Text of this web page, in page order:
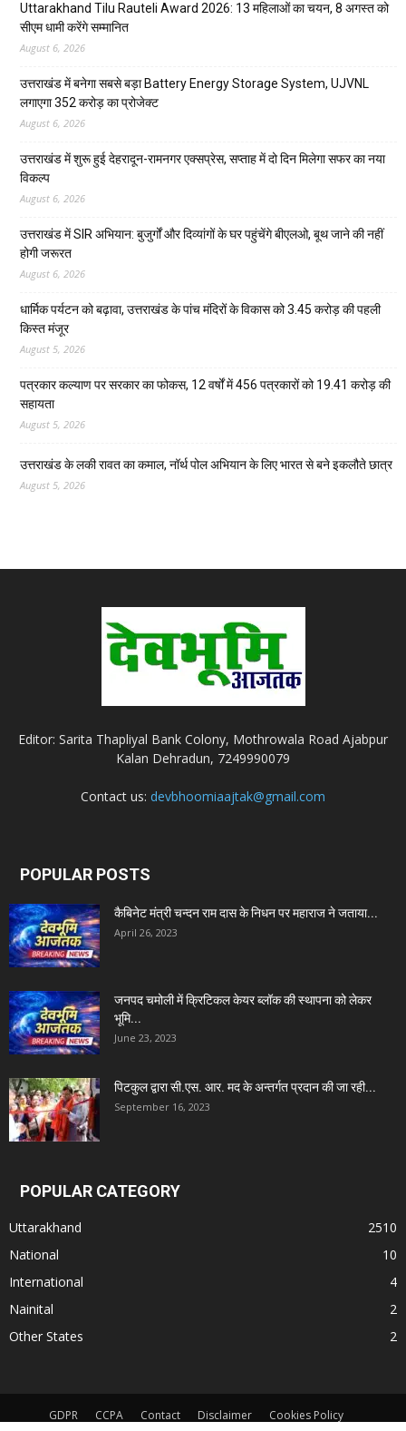
Uttarakhand Tilu Rauteli Award 2026: 13 महिलाओं का चयन, 8 अगस्त को
सीएम धामी करेंगे सम्मानित
August 6, 2026
उत्तराखंड में बनेगा सबसे बड़ा Battery Energy Storage System, UJVNL
लगाएगा 352 करोड़ का प्रोजेक्ट
August 6, 2026
उत्तराखंड में शुरू हुई देहरादून-रामनगर एक्सप्रेस, सप्ताह में दो दिन मिलेगा सफर का नया
विकल्प
August 6, 2026
उत्तराखंड में SIR अभियान: बुजुर्गों और दिव्यांगों के घर पहुंचेंगे बीएलओ, बूथ जाने की नहीं
होगी जरूरत
August 6, 2026
धार्मिक पर्यटन को बढ़ावा, उत्तराखंड के पांच मंदिरों के विकास को 3.45 करोड़ की पहली
किस्त मंजूर
August 5, 2026
पत्रकार कल्याण पर सरकार का फोकस, 12 वर्षों में 456 पत्रकारों को 19.41 करोड़ की
सहायता
August 5, 2026
उत्तराखंड के लकी रावत का कमाल, नॉर्थ पोल अभियान के लिए भारत से बने इकलौते छात्र
August 5, 2026
Editor: Sarita Thapliyal Bank Colony, Mothrowala Road Ajabpur
Kalan Dehradun, 7249990079
Contact us: devbhoomiaajtak@gmail.com
POPULAR POSTS
कैबिनेट मंत्री चन्दन राम दास के निधन पर महाराज ने जताया...
April 26, 2023
जनपद चमोली में क्रिटिकल केयर ब्लॉक की स्थापना को लेकर
भूमि...
June 23, 2023
पिटकुल द्वारा सी.एस. आर. मद के अन्तर्गत प्रदान की जा रही...
September 16, 2023
POPULAR CATEGORY
Uttarakhand
2510
National
10
International
4
Nainital
2
Other States
2
GDPR CCPA Contact Disclaimer
Cookies Policy